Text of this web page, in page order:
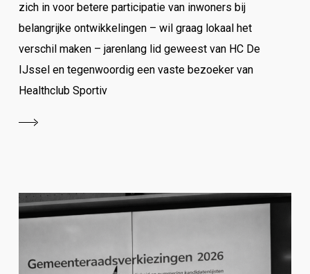
zich in voor betere participatie van inwoners bij
belangrijke ontwikkelingen – wil graag lokaal het
verschil maken – jarenlang lid geweest van HC De
IJssel en tegenwoordig een vaste bezoeker van
Healthclub Sportiv